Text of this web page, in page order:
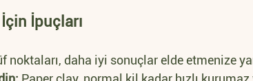
İpuçları
noktaları, daha iyi sonuçlar elde etmenize